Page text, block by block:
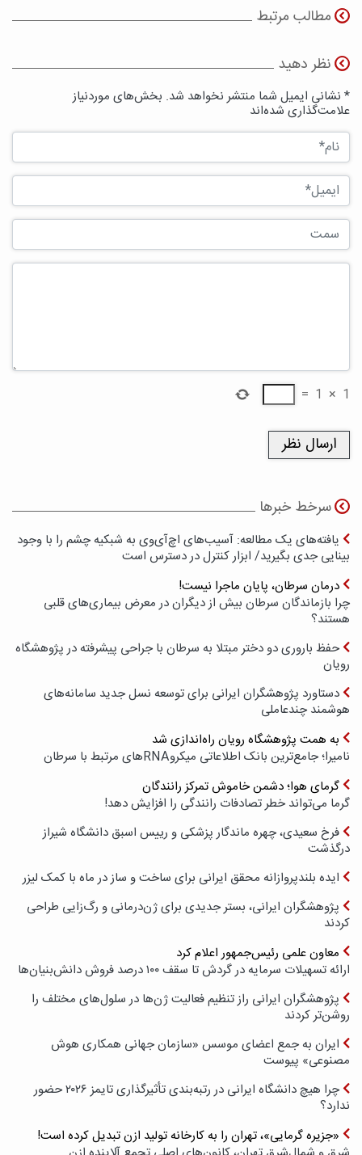
مطالب مرتبط
نظر دهید
* نشانی ایمیل شما منتشر نخواهد شد. بخش‌های موردنیاز
علامت‌گذاری شده‌اند
1
×
1
=
سرخط خبرها
یافته‌های یک مطالعه: آسیب‌های اچ‌آی‌وی به شبکیه چشم را با وجود
بینایی جدی بگیرید/ ابزار کنترل در دسترس است
درمان سرطان، پایان ماجرا نیست!
چرا بازماندگان سرطان بیش از دیگران در معرض بیماری‌های قلبی
هستند؟
حفظ باروری دو دختر مبتلا به سرطان با جراحی پیشرفته در پژوهشگاه
رویان
دستاورد پژوهشگران ایرانی برای توسعه نسل جدید سامانه‌های
هوشمند چندعاملی
به همت پژوهشگاه رویان راه‌اندازی شد
نامیرا؛ جامع‌ترین بانک اطلاعاتی میکروRNAهای مرتبط با سرطان
گرمای هوا؛ دشمن خاموش تمرکز رانندگان
گرما می‌تواند خطر تصادفات رانندگی را افزایش دهد!
فرخ سعیدی، چهره ماندگار پزشکی و رییس اسبق دانشگاه شیراز
درگذشت
ایده بلندپروازانه محقق ایرانی برای ساخت و ساز در ماه با کمک لیزر
پژوهشگران ایرانی، بستر جدیدی برای ژن‌درمانی و رگ‌زایی طراحی
کردند
معاون علمی رئیس‌جمهور اعلام کرد
ارائه تسهیلات سرمایه در گردش تا سقف ۱۰۰ درصد فروش دانش‌بنیان‌ها
پژوهشگران ایرانی راز تنظیم فعالیت ژن‌ها در سلول‌های مختلف را
روشن‌تر کردند
ایران به جمع اعضای موسس «سازمان جهانی همکاری هوش
مصنوعی» پیوست
چرا هیچ دانشگاه ایرانی در رتبه‌بندی تأثیرگذاری تایمز ۲۰۲۶ حضور
ندارد؟
«جزیره گرمایی»، تهران را به کارخانه تولید ازن تبدیل کرده است!